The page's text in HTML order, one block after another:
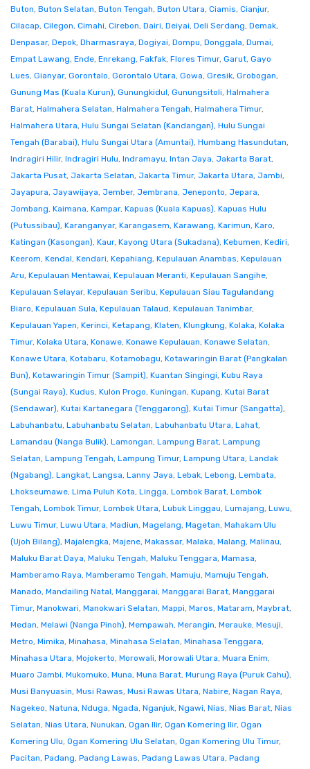
Buton, Buton Selatan, Buton Tengah, Buton Utara, Ciamis, Cianjur,
Cilacap, Cilegon, Cimahi, Cirebon, Dairi, Deiyai, Deli Serdang, Demak,
Denpasar, Depok, Dharmasraya, Dogiyai, Dompu, Donggala, Dumai,
Empat Lawang, Ende, Enrekang, Fakfak, Flores Timur, Garut, Gayo
Lues, Gianyar, Gorontalo, Gorontalo Utara, Gowa, Gresik, Grobogan,
Gunung Mas (Kuala Kurun), Gunungkidul, Gunungsitoli, Halmahera
Barat, Halmahera Selatan, Halmahera Tengah, Halmahera Timur,
Halmahera Utara, Hulu Sungai Selatan (Kandangan), Hulu Sungai
Tengah (Barabai), Hulu Sungai Utara (Amuntai), Humbang Hasundutan,
Indragiri Hilir, Indragiri Hulu, Indramayu, Intan Jaya, Jakarta Barat,
Jakarta Pusat, Jakarta Selatan, Jakarta Timur, Jakarta Utara, Jambi,
Jayapura, Jayawijaya, Jember, Jembrana, Jeneponto, Jepara,
Jombang, Kaimana, Kampar, Kapuas (Kuala Kapuas), Kapuas Hulu
(Putussibau), Karanganyar, Karangasem, Karawang, Karimun, Karo,
Katingan (Kasongan), Kaur, Kayong Utara (Sukadana), Kebumen, Kediri,
Keerom, Kendal, Kendari, Kepahiang, Kepulauan Anambas, Kepulauan
Aru, Kepulauan Mentawai, Kepulauan Meranti, Kepulauan Sangihe,
Kepulauan Selayar, Kepulauan Seribu, Kepulauan Siau Tagulandang
Biaro, Kepulauan Sula, Kepulauan Talaud, Kepulauan Tanimbar,
Kepulauan Yapen, Kerinci, Ketapang, Klaten, Klungkung, Kolaka, Kolaka
Timur, Kolaka Utara, Konawe, Konawe Kepulauan, Konawe Selatan,
Konawe Utara, Kotabaru, Kotamobagu, Kotawaringin Barat (Pangkalan
Bun), Kotawaringin Timur (Sampit), Kuantan Singingi, Kubu Raya
(Sungai Raya), Kudus, Kulon Progo, Kuningan, Kupang, Kutai Barat
(Sendawar), Kutai Kartanegara (Tenggarong), Kutai Timur (Sangatta),
Labuhanbatu, Labuhanbatu Selatan, Labuhanbatu Utara, Lahat,
Lamandau (Nanga Bulik), Lamongan, Lampung Barat, Lampung
Selatan, Lampung Tengah, Lampung Timur, Lampung Utara, Landak
(Ngabang), Langkat, Langsa, Lanny Jaya, Lebak, Lebong, Lembata,
Lhokseumawe, Lima Puluh Kota, Lingga, Lombok Barat, Lombok
Tengah, Lombok Timur, Lombok Utara, Lubuk Linggau, Lumajang, Luwu,
Luwu Timur, Luwu Utara, Madiun, Magelang, Magetan, Mahakam Ulu
(Ujoh Bilang), Majalengka, Majene, Makassar, Malaka, Malang, Malinau,
Maluku Barat Daya, Maluku Tengah, Maluku Tenggara, Mamasa,
Mamberamo Raya, Mamberamo Tengah, Mamuju, Mamuju Tengah,
Manado, Mandailing Natal, Manggarai, Manggarai Barat, Manggarai
Timur, Manokwari, Manokwari Selatan, Mappi, Maros, Mataram, Maybrat,
Medan, Melawi (Nanga Pinoh), Mempawah, Merangin, Merauke, Mesuji,
Metro, Mimika, Minahasa, Minahasa Selatan, Minahasa Tenggara,
Minahasa Utara, Mojokerto, Morowali, Morowali Utara, Muara Enim,
Muaro Jambi, Mukomuko, Muna, Muna Barat, Murung Raya (Puruk Cahu),
Musi Banyuasin, Musi Rawas, Musi Rawas Utara, Nabire, Nagan Raya,
Nagekeo, Natuna, Nduga, Ngada, Nganjuk, Ngawi, Nias, Nias Barat, Nias
Selatan, Nias Utara, Nunukan, Ogan Ilir, Ogan Komering Ilir, Ogan
Komering Ulu, Ogan Komering Ulu Selatan, Ogan Komering Ulu Timur,
Pacitan, Padang, Padang Lawas, Padang Lawas Utara, Padang